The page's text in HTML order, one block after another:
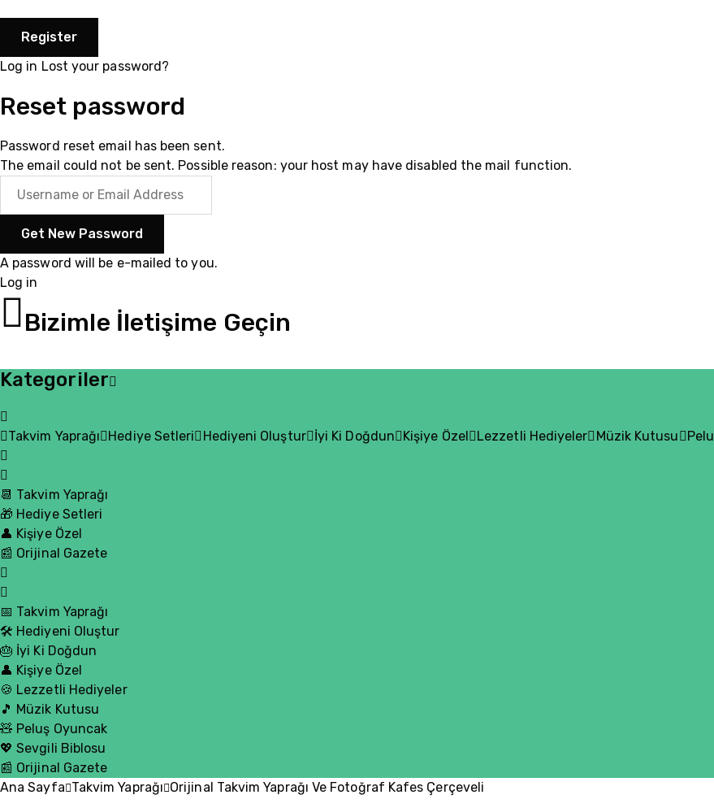
Log in Lost your password?
Reset password
Password reset email has been sent.
The email could not be sent. Possible reason: your host may have disabled the mail function.
A password will be e-mailed to you.
Log in
Bizimle İletişime Geçin
Kategoriler
Takvim Yaprağı Hediye Setleri Hediyeni Oluştur İyi Ki Doğdun Kişiye Özel Lezzetli Hediyeler Müzik Kutusu
📆 Takvim Yaprağı
🎁 Hediye Setleri
👤 Kişiye Özel
📰 Orijinal Gazete
📅 Takvim Yaprağı
🛠️ Hediyeni Oluştur
🎂 İyi Ki Doğdun
👤 Kişiye Özel
🍪 Lezzetli Hediyeler
🎵 Müzik Kutusu
🧸 Peluş Oyuncak
💖 Sevgili Biblosu
📰 Orijinal Gazete
Ana Sayfa Takvim Yaprağı Orijinal Takvim Yaprağı Ve Fotoğraf Kafes Çerçeveli